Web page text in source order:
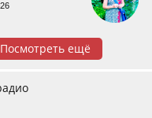
Посмотреть ещё